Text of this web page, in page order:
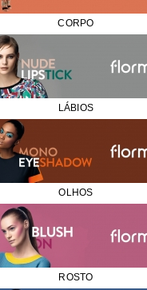
CORPO
LÁBIOS
OLHOS
ROSTO